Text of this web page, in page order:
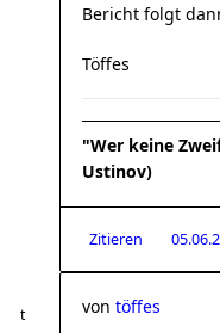
Bericht folgt
Töffes
"Wer keine
Ustinov)
Zitieren
von töffes